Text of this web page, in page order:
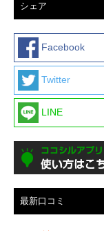
シェア
Facebook
Twitter
LINE
最新口コミ